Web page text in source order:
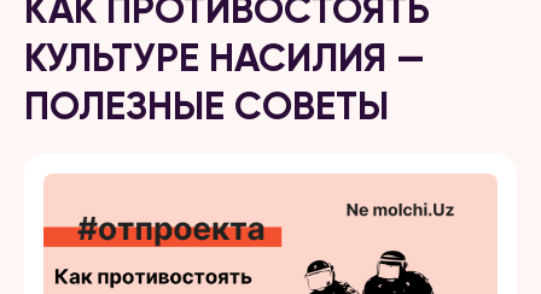
КАК ПРОТИВОСТОЯТЬ
КУЛЬТУРЕ НАСИЛИЯ —
ПОЛЕЗНЫЕ СОВЕТЫ